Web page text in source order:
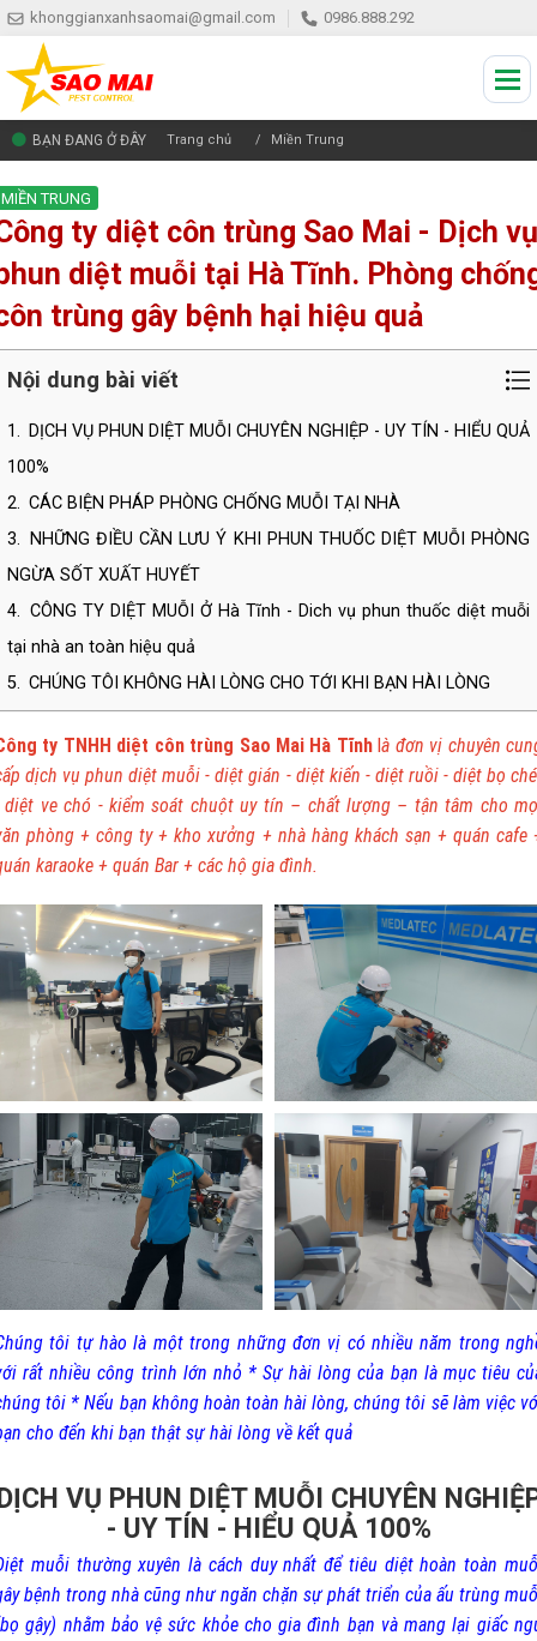
khonggianxanhsaomai@gmail.com 0986.888.292
BẠN ĐANG Ở ĐÂY Trang chủ Miền Trung
MIỀN TRUNG
ty diệt côn trùng Sao Mai - Dịch vụ
diệt muỗi tại Hà Tĩnh. Phòng
trùng gây bệnh hại hiệu quả
Nội dung bài viết
1. DỊCH VỤ PHUN DIỆT MUỖI CHUYÊN NGHIỆP - UY TÍN - HIỂU QUẢ
100%
2. CÁC BIỆN PHÁP PHÒNG CHỐNG MUỖI TẠI NHÀ
3.
NHỮNG ĐIỀU CẦN LƯU Ý KHI PHUN THUỐC DIỆT MUỖI PHÒNG
NGỪA SỐT XUẤT HUYẾT
4. CÔNG TY DIỆT MUỖI Ở Hà Tĩnh - Dich vụ phun thuốc diệt muỗi
tại nhà an toàn hiệu quả
5. CHÚNG TÔI KHÔNG HÀI LÒNG CHO TỚI KHI BẠN HÀI LÒNG
ty TNHH diệt côn trùng Sao Mai Hà Tĩnhlà đơn vị chuyên
dịch vụ phun diệt muỗi - diệt gián - diệt kiến - diệt ruồi - diệt bọ
diệt ve chó - kiểm soát chuột uy tín – chất lượng – tận tâm cho
phòng + công ty + kho xưởng + nhà hàng khách sạn + quán cafe
karaoke + quán Bar + các hộ gia đình.
tôi tự hào là một trong những đơn vị có nhiều năm trong
rất nhiều công trình lớn nhỏ * Sự hài lòng của bạn là mục tiêu
tôi * Nếu bạn không hoàn toàn hài lòng, chúng tôi sẽ làm việc
cho đến khi bạn thật sự hài lòng về kết quả
VỤ PHUN DIỆT MUỖI CHUYÊN
- UY TÍN - HIỂU QUẢ 100%
muỗi thường xuyên là cách duy nhất để tiêu diệt hoàn toàn
bệnh trong nhà cũng như ngăn chặn sự phát triển của ấu trùng
gậy) nhằm bảo vệ sức khỏe cho gia đình bạn và mang lại giấc